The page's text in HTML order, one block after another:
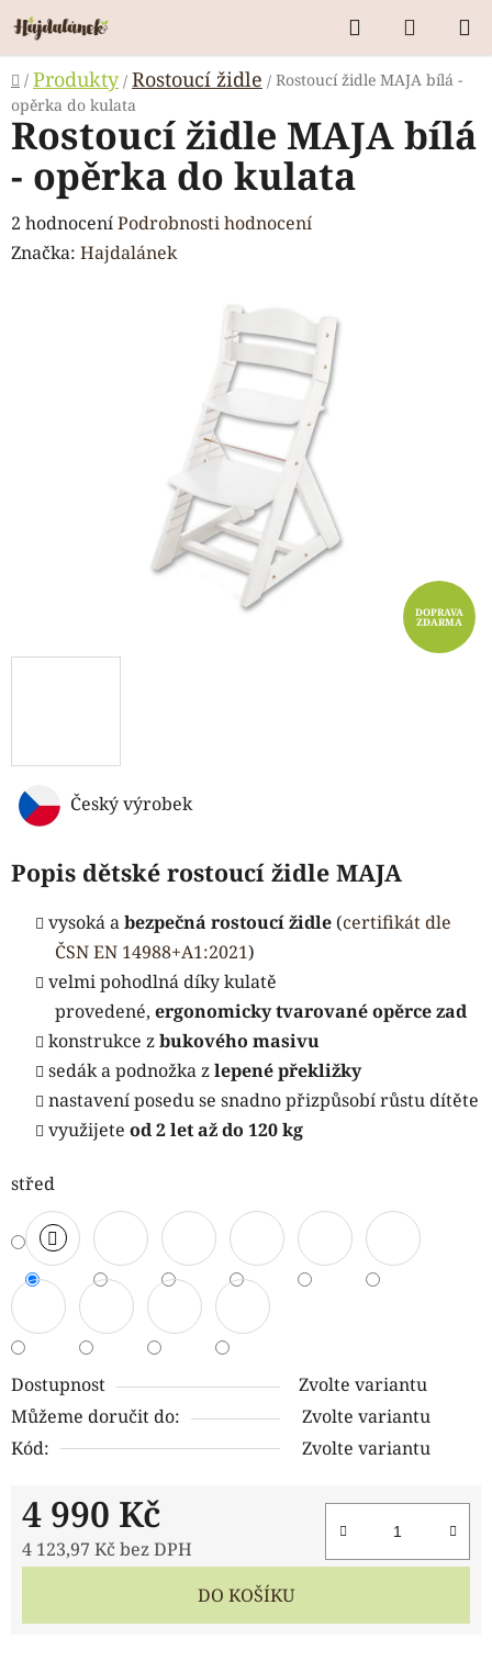
Přejít
na
obsah
Hledat
KOŠÍK
Domů
/ Produkty / Rostoucí židle / Rostoucí židle MAJA bílá -
opěrka do kulata
Český výrobek
Popis dětské rostoucí židle MAJA
vysoká abezpečná rostoucí židle (certifikát dle
ČSN EN 14988+A1:2021)
velmi pohodlná díky kulatě
provedené, ergonomicky tvarované opěrce zad
konstrukce zbukového masivu
sedák a podnožka zlepenépřekližky
nastavení posedu se snadno přizpůsobí růstu dítěte
využijete od 2 let až do 120 kg
střed
Dostupnost
Zvolte variantu
Můžeme doručit do:
Zvolte variantu
Kód:
Zvolte variantu
4 990 Kč
4 123,97 Kč bez DPH
DO KOŠÍKU
Rostoucí židle MAJA bílá
- opěrka do kulata
Průměrné
hodnocení
2 hodnoceníPodrobnosti hodnocení
Značka: Hajdalánek
DOPRAVA
ZDARMA